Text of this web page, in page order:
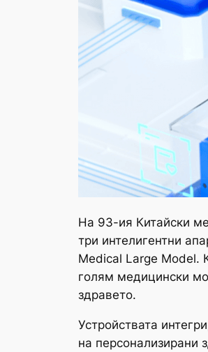
На 93-ия Китайски
три интелигентни
Medical Large Model.
голям медицински
здравето.
Устройствата
на персонализирани